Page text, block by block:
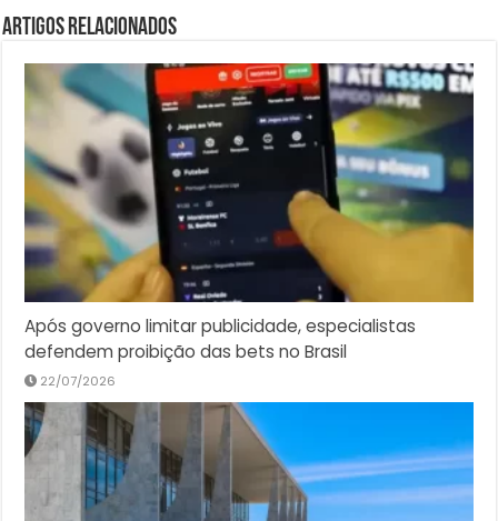
Artigos Relacionados
Após governo limitar publicidade, especialistas
defendem proibição das bets no Brasil
22/07/2026